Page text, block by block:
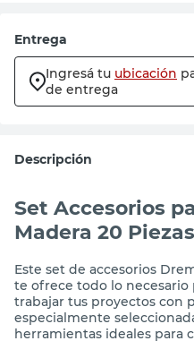
Entrega
Ingresá tu ubicación
de entrega
Descripción
Set Accesorios
Madera 20
Este set de accesorios
te ofrece todo lo necesario
trabajar tus proyectos con
especialmente
herramientas ideales para